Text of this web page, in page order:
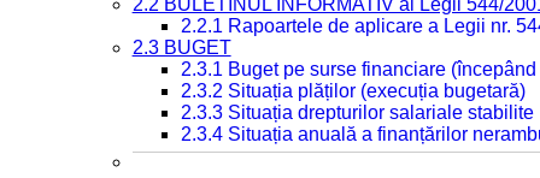
2.2 BULETINUL INFORMATIV al Legii 544/
2.2.1 Rapoartele de aplicare a Legii nr.
2.3 BUGET
2.3.1 Buget pe surse financiare
2.3.2 Situația plăților (execuția bugetară)
2.3.3 Situația drepturilor salariale
2.3.4 Situația anuală a finanțărilor